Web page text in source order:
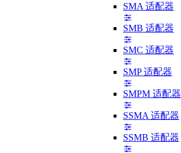
SMA 适配器
SMB 适配器
SMC 适配器
SMP 适配器
SMPM 适配器
SSMA 适配器
SSMB 适配器